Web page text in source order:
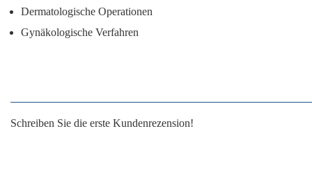
Dermatologische Operationen
Gynäkologische Verfahren
Schreiben Sie die erste Kundenrezension!